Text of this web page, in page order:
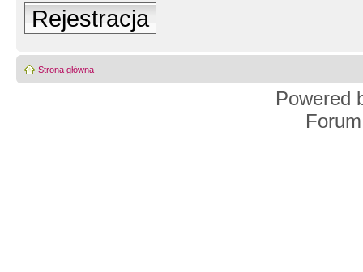
Rejestracja
Strona główna
Powered